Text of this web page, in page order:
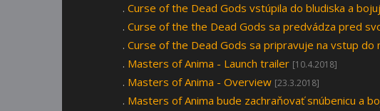
. Curse of the Dead Gods vstúpila do bludiska a
. Curse of the the Dead Gods sa predvádza pred
. Curse of the Dead Gods sa pripravuje na vstup do
. Masters of Anima - Launch trailer [10.4.2018]
. Masters of Anima - Overview [23.3.2018]
. Masters of Anima bude zachraňovať snúbenicu a